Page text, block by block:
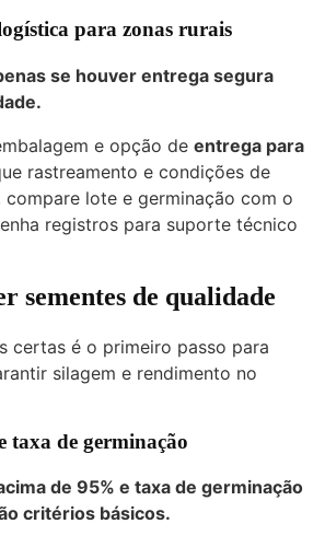
para zonas rurais
se houver entrega segura
e opção de entrega para
rastreamento e condições de
compare lote e germinação com o
registros para suporte técnico
sementes de qualidade
certas é o primeiro passo para
silagem e rendimento no
taxa de germinação
de 95% e taxa de germinação
critérios básicos.